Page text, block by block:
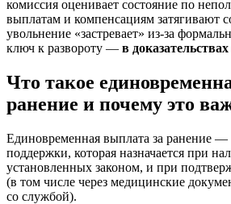
комиссия оценивает состояние по
выплатам и компенсациям затягивают
увольнение «застревает» из‑за
ключ к развороту — в
Что такое
ранение и почему это
Единовременная выплата за ранение —
поддержки, которая назначается при
установленных законом, и при
(в том числе через медицинские
со службой).